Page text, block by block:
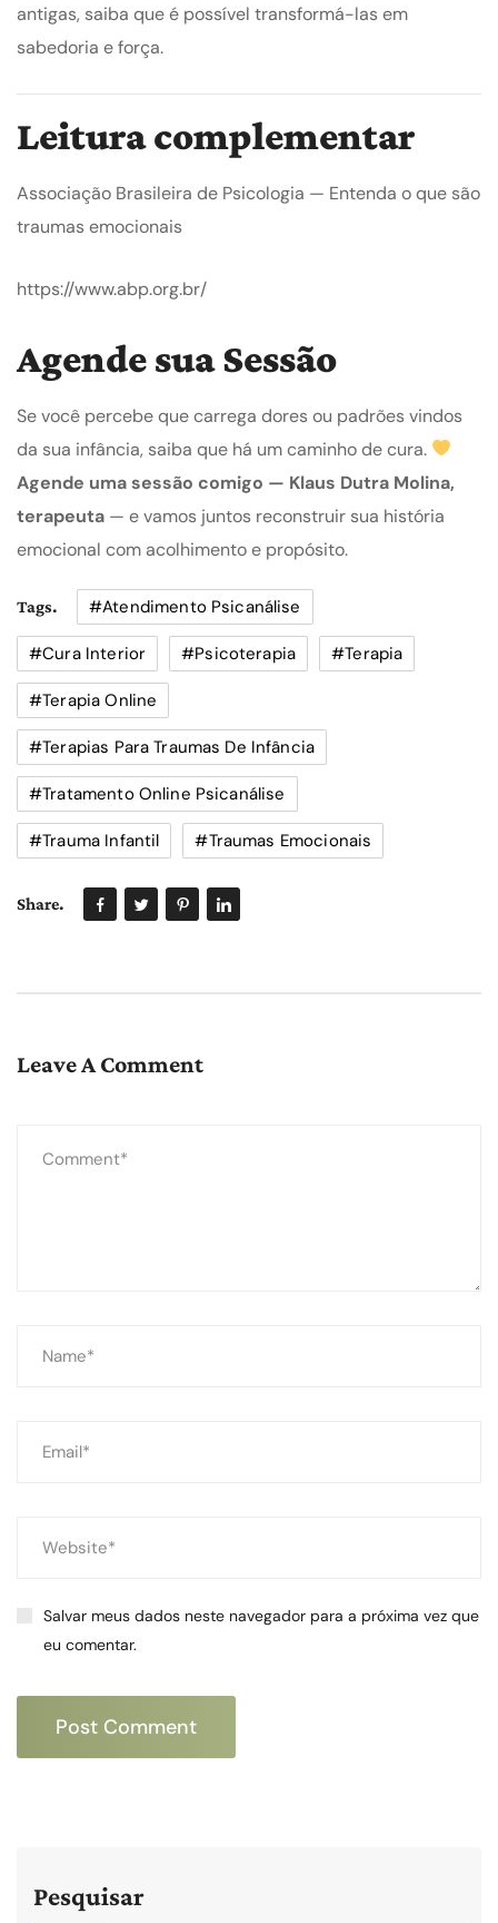
antigas, saiba que é possível transformá-las em
sabedoria e força.
Leitura complementar
Associação Brasileira de Psicologia — Entenda o que são
traumas emocionais
https://www.abp.org.br/
Agende sua Sessão
Se você percebe que carrega dores ou padrões vindos
da sua infância, saiba que há um caminho de cura.
Agende uma sessão comigo — Klaus Dutra Molina,
terapeuta — e vamos juntos reconstruir sua história
emocional com acolhimento e propósito.
Tags. #atendimento Psicanálise
#cura Interior #psicoterapia #terapia
#terapia Online
#terapias Para Traumas De Infância
#tratamento Online Psicanálise
#trauma Infantil #traumas Emocionais
Share.
Leave A Comment
Salvar meus dados neste navegador para a próxima vez que
eu comentar.
Pesquisar